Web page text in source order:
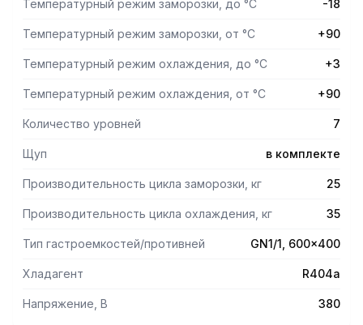
Электронный блок с базовым набором функций применен
Оттайка – принудительная естественными
Температурный режим заморозки, до °С -18
Температурный режим заморозки, от °С +90
Температурный режим охлаждения, до °С +3
Температурный режим охлаждения, от °С +90
Количество уровней 7
Щуп в комплекте
Производительность цикла заморозки, кг 25
Производительность цикла охлаждения, кг 35
Тип гастроемкостей/противней GN1/1, 600x400
Хладагент R404a
Напряжение, В 380